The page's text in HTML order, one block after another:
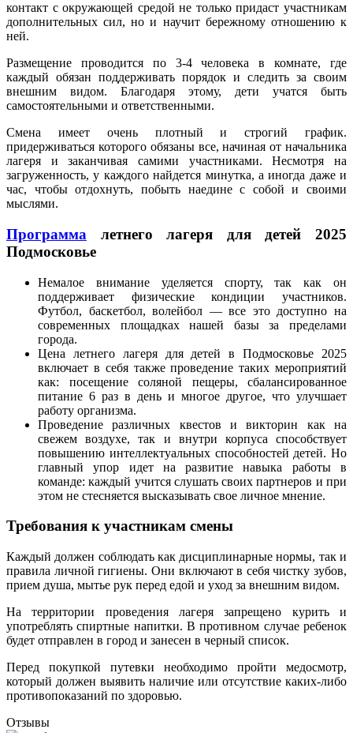
контакт с окружающей средой не только придаст участникам
дополнительных сил, но и научит бережному отношению к
ней.
Размещение проводится по 3-4 человека в комнате, где
каждый обязан поддерживать порядок и следить за своим
внешним видом. Благодаря этому, дети учатся быть
самостоятельными и ответственными.
Смена имеет очень плотный и строгий график.
придерживаться которого обязаны все, начиная от начальника
лагеря и заканчивая самими участниками. Несмотря на
загруженность, у каждого найдется минутка, а иногда даже и
час, чтобы отдохнуть, побыть наедине с собой и своими
мыслями.
Программа летнего лагеря для детей 2025
Подмосковье
Немалое внимание уделяется спорту, так как он
поддерживает физические кондиции участников.
Футбол, баскетбол, волейбол — все это доступно на
современных площадках нашей базы за пределами
города.
Цена летнего лагеря для детей в Подмосковье 2025
включает в себя также проведение таких мероприятий
как: посещение соляной пещеры, сбалансированное
питание 6 раз в день и многое другое, что улучшает
работу организма.
Проведение различных квестов и викторин как на
свежем воздухе, так и внутри корпуса способствует
повышению интеллектуальных способностей детей. Но
главный упор идет на развитие навыка работы в
команде: каждый учится слушать своих партнеров и при
этом не стесняется высказывать свое личное мнение.
Требования к участникам смены
Каждый должен соблюдать как дисциплинарные нормы, так и
правила личной гигиены. Они включают в себя чистку зубов,
прием душа, мытье рук перед едой и уход за внешним видом.
На территории проведения лагеря запрещено курить и
употреблять спиртные напитки. В противном случае ребенок
будет отправлен в город и занесен в черный список.
Перед покупкой путевки необходимо пройти медосмотр,
который должен выявить наличие или отсутствие каких-либо
противопоказаний по здоровью.
Отзывы